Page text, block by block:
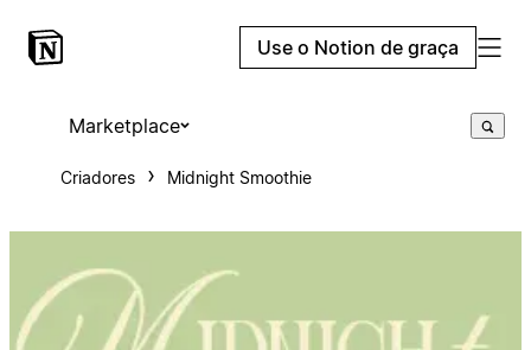
Use o Notion de graça
Marketplace
Criadores Midnight Smoothie